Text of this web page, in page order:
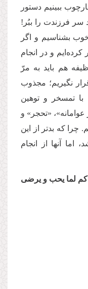
ببینیم دستور
سر فرزندت را ببُر!
خوب بشناسیم و اگر
کرده‌ایم و در انجام
هم باید به مرّ
نگیریم؛ مجذوب
با تمسخر و توهین
عوامانه»، «تحجر» و
كه بدتر از این
اما آنها از انجام
لما یحب و یرضی